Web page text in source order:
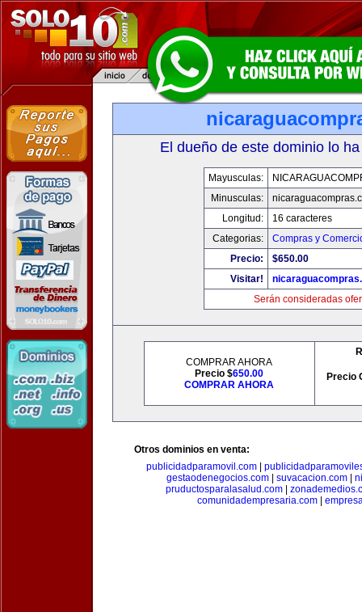
El dueño de este dominio lo
Mayusculas:
Minusculas:
Longitud:
16 caracteres
Categorias:
Compras y
Precio:
$650.00
Visitar!
Serán consideradas
COMPRAR AHORA
Precio $650.00
COMPRAR AHORA
Precio
Otros dominios en venta:
publicidadparamovil.com
gestaodenegocios.com| suvacacion.com|
pruductosparalasalud.com|
comunidadempresaria.com|